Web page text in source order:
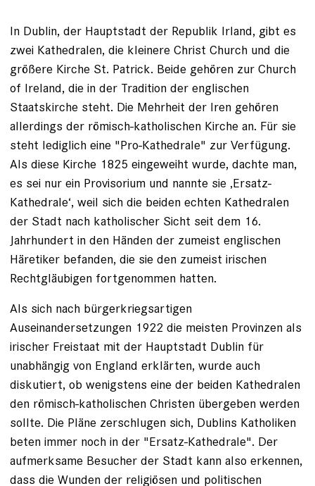
In Dublin, der Hauptstadt der Republik Irland, gibt es
zwei Kathedralen, die kleinere Christ Church und die
größere Kirche St. Patrick. Beide gehören zur Church
of Ireland, die in der Tradition der englischen
Staatskirche steht. Die Mehrheit der Iren gehören
allerdings der römisch-katholischen Kirche an. Für sie
steht lediglich eine "Pro-Kathedrale" zur Verfügung.
Als diese Kirche 1825 eingeweiht wurde, dachte man,
es sei nur ein Provisorium und nannte sie ‚Ersatz-
Kathedrale‘, weil sich die beiden echten Kathedralen
der Stadt nach katholischer Sicht seit dem 16.
Jahrhundert in den Händen der zumeist englischen
Häretiker befanden, die sie den zumeist irischen
Rechtgläubigen fortgenommen hatten.
Als sich nach bürgerkriegsartigen
Auseinandersetzungen 1922 die meisten Provinzen als
irischer Freistaat mit der Hauptstadt Dublin für
unabhängig von England erklärten, wurde auch
diskutiert, ob wenigstens eine der beiden Kathedralen
den römisch-katholischen Christen übergeben werden
sollte. Die Pläne zerschlugen sich, Dublins Katholiken
beten immer noch in der "Ersatz-Kathedrale". Der
aufmerksame Besucher der Stadt kann also erkennen,
dass die Wunden der religiösen und politischen